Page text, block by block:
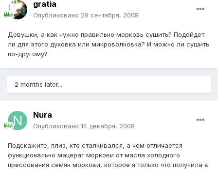
gratia
Опубликовано 29 сентября, 2008
Девушки, а как нужно правильно морковь сушить? Подойдет
ли для этого духовка или микроволновка? И можно ли сушить
по-другому?
2 months later...
Nura
Опубликовано 14 декабря, 2008
Подскажите, плиз, кто сталкивался, а чем отличается
функционально мацерат моркови от масла холодного
прессования семян моркови, которое я только что получила в